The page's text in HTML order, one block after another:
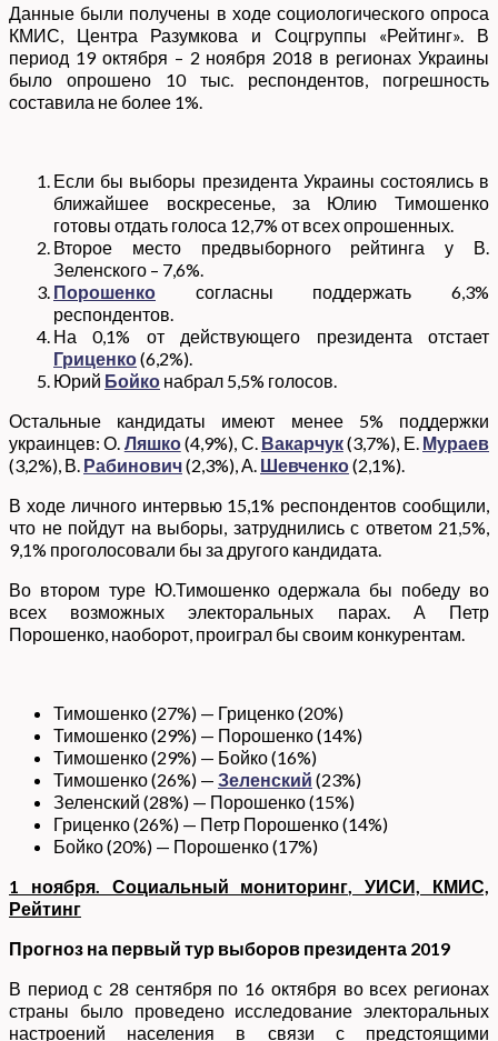
Данные были получены в ходе социологического опроса
КМИС, Центра Разумкова и Соцгруппы «Рейтинг». В
период 19 октября – 2 ноября 2018 в регионах Украины
было опрошено 10 тыс. респондентов, погрешность
составила не более 1%.
Если бы выборы президента Украины состоялись в
ближайшее воскресенье, за Юлию Тимошенко
готовы отдать голоса 12,7% от всех опрошенных.
Второе место предвыборного рейтинга у В.
Зеленского – 7,6%.
Порошенко согласны поддержать 6,3%
респондентов.
На 0,1% от действующего президента отстает
Гриценко(6,2%).
Юрий Бойко набрал 5,5% голосов.
Остальные кандидаты имеют менее 5% поддержки
украинцев: О. Ляшко(4,9%), С. Вакарчук(3,7%), Е. Мураев
(3,2%), В. Рабинович(2,3%), А. Шевченко(2,1%).
В ходе личного интервью 15,1% респондентов сообщили,
что не пойдут на выборы, затруднились с ответом 21,5%,
9,1% проголосовали бы за другого кандидата.
Во втором туре Ю.Тимошенко одержала бы победу во
всех возможных электоральных парах. А Петр
Порошенко, наоборот, проиграл бы своим конкурентам.
Тимошенко (27%) — Гриценко (20%)
Тимошенко (29%) — Порошенко (14%)
Тимошенко (29%) — Бойко (16%)
Тимошенко (26%) — Зеленский (23%)
Зеленский (28%) — Порошенко (15%)
Гриценко (26%) — Петр Порошенко (14%)
Бойко (20%) — Порошенко (17%)
1 ноября. Социальный мониторинг, УИСИ, КМИС,
Рейтинг
Прогноз на первый тур выборов президента 2019
В период с 28 сентября по 16 октября во всех регионах
страны было проведено исследование электоральных
настроений населения в связи с предстоящими